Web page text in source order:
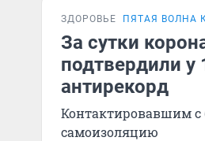
ЗДОРОВЬЕ ПЯТАЯ ВОЛНА
За сутки
подтвердили у
антирекорд
Контактировавшим
самоизоляцию